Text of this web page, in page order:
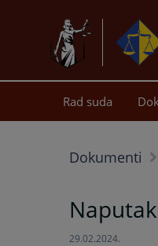
Rad suda
Dokumenti
29.02.2024.